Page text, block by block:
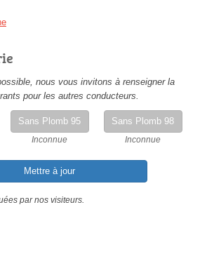
nous vous invitons à renseigner la
pour les autres conducteurs.
Sans Plomb 95
Inconnue
Sans Plomb 98
Inconnue
Mettre à jour
par nos visiteurs.